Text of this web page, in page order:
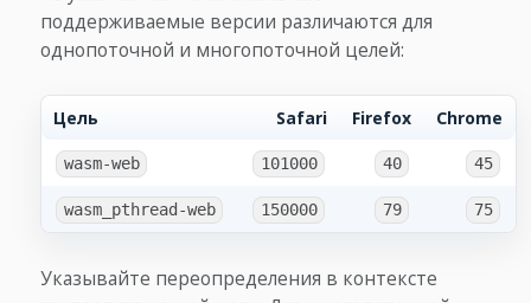
поддерживаемые версии различаются для
однопоточной и многопоточной целей:
Цель Safari Firefox Chrome
wasm-web 101000 40 45
wasm_pthread-web 150000 79 75
Указывайте переопределения в контексте